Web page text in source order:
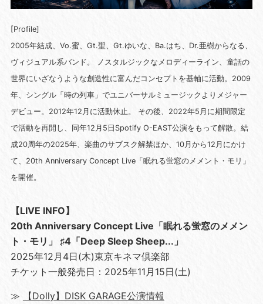
[Profile]
2005年結成、Vo.蜜、Gt.聖、Gt.ゆいな、Ba.はち、Dr.亜樹からなる、
ヴィジュアル系バンド。 ノスタルジックなメロディーライン、童話の
世界にいざなうような創造性に富んだコンセプトを基軸に活動。2009
年、シングル「時の列車」でユニバーサルミュージックよりメジャー
デビュー。2012年12月に活動休止。 その後、2022年5月に期間限定
で活動を再開し、同年12月5日Spotify O-EAST公演をもって解散。結
成20周年の2025年、楽曲のサブスク解禁ほか、10月から12月にかけ
て、20th Anniversary Concept Live「眠れる蛍窓のメメント・モリ」
を開催。
【LIVE INFO】
20th Anniversary Concept Live「眠れる蛍窓のメメン
ト・モリ」 ♯4「Deep Sleep Sheep...」
2025年12月4日(木)東京キネマ倶楽部
チケット一般発売日：2025年11月15日(土)
≫
【Dolly】DISK GARAGE公演情報